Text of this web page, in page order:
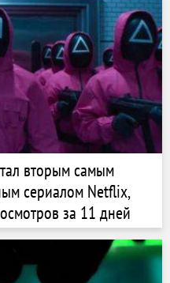
вторым самым
сериалом Netflix,
за 11 дней